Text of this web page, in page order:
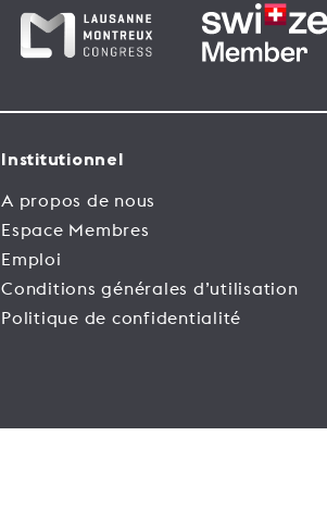
Institutionnel
A propos de nous
Espace Membres
Emploi
Conditions générales d’utilisation
Politique de confidentialité